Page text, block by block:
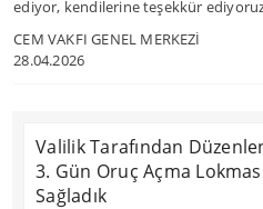
ediyor, kendilerine teşekkür
CEM VAKFI GENEL MERKEZİ
28.04.2026
Valilik Tarafından
3. Gün Oruç Açma
Sağladık